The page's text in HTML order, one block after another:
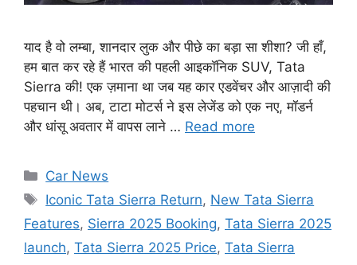
याद है वो लम्बा, शानदार लुक और पीछे का बड़ा सा शीशा? जी हाँ,
हम बात कर रहे हैं भारत की पहली आइकॉनिक SUV, Tata
Sierra की! एक ज़माना था जब यह कार एडवेंचर और आज़ादी की
पहचान थी। अब, टाटा मोटर्स ने इस लेजेंड को एक नए, मॉडर्न
और धांसू अवतार में वापस लाने … Read more
Categories
Car News
Tags
Iconic Tata Sierra Return, New Tata Sierra
Features, Sierra 2025 Booking, Tata Sierra 2025
launch, Tata Sierra 2025 Price, Tata Sierra